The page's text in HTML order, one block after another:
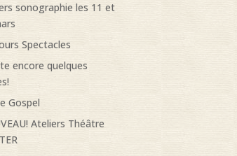
sonographie les 11 et
Spectacles
encore quelques
Gospel
Ateliers Théâtre